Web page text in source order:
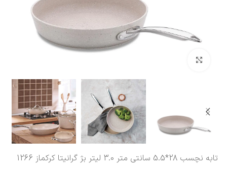
تابه نچسب 28*5.5 سانتی متر 3.0 لیتر بژ گرانیتا کرکماز 1266